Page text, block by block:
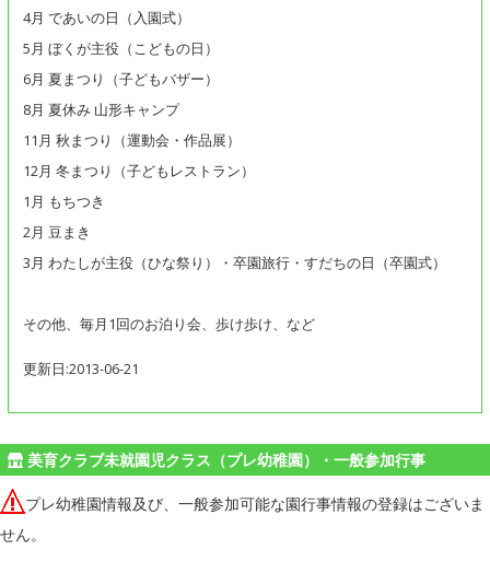
4月 であいの日（入園式）
5月 ぼくが主役（こどもの日）
6月 夏まつり（子どもバザー）
8月 夏休み 山形キャンプ
11月 秋まつり（運動会・作品展）
12月 冬まつり（子どもレストラン）
1月 もちつき
2月 豆まき
3月 わたしが主役（ひな祭り）・卒園旅行・すだちの日（卒園式）
その他、毎月1回のお泊り会、歩け歩け、など
更新日:2013-06-21
美育クラブ未就園児クラス（プレ幼稚園）・一般参加行事
プレ幼稚園情報及び、一般参加可能な園行事情報の登録はございま
せん。